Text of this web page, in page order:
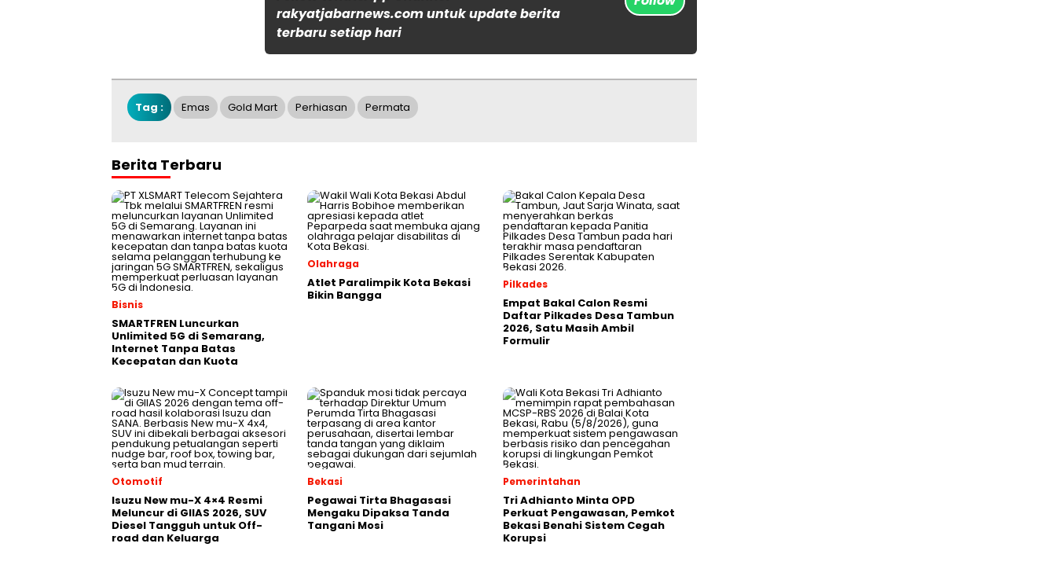
rakyatjabarnews.com untuk update berita
terbaru setiap hari
Tag : Emas Gold Mart Perhiasan Permata
Berita Terbaru
Bisnis
SMARTFREN Luncurkan
Unlimited 5G di Semarang,
Internet Tanpa Batas
Kecepatan dan Kuota
Olahraga
Atlet Paralimpik Kota Bekasi
Bikin Bangga
Pilkades
Empat Bakal Calon Resmi
Daftar Pilkades Desa Tambun
2026, Satu Masih Ambil
Formulir
Otomotif
Isuzu New mu-X 4×4 Resmi
Meluncur di GIIAS 2026, SUV
Diesel Tangguh untuk Off-
road dan Keluarga
Bekasi
Pegawai Tirta Bhagasasi
Mengaku Dipaksa Tanda
Tangani Mosi
Pemerintahan
Tri Adhianto Minta OPD
Perkuat Pengawasan, Pemkot
Bekasi Benahi Sistem Cegah
Korupsi